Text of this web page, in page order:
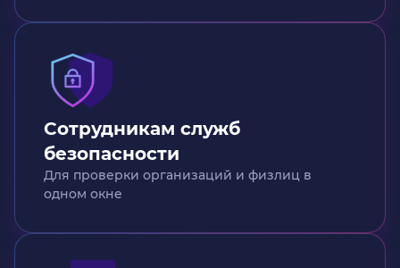
Сотрудникам служб
безопасности
Для проверки организаций и физлиц в
одном окне